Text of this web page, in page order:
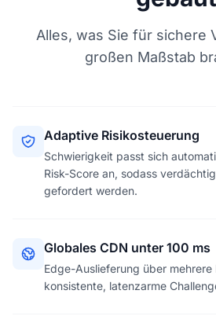
Alles, was Sie für sichere
großen Maßstab
Adaptive Risikosteuerung
Schwierigkeit passt sich
Risk-Score an, sodass
gefordert werden.
Globales CDN unter 100 ms
Edge-Auslieferung über mehrere
konsistente, latenzarme